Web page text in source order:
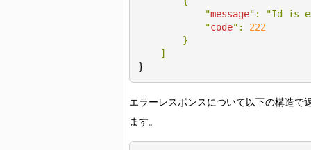
            "
message":
"Id is
            "
code": 222
}
}
エラーレスポンスについて以下の構造で
ます。